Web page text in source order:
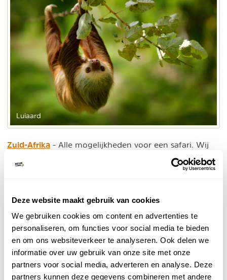
Deze website maakt gebruik van cookies
We gebruiken cookies om content en advertenties te
personaliseren, om functies voor social media te bieden
en om ons websiteverkeer te analyseren. Ook delen we
informatie over uw gebruik van onze site met onze
partners voor social media, adverteren en analyse. Deze
partners kunnen deze gegevens combineren met andere
Luiaard
Zuid-Afrika - Alle mogelijkheden voor een safari. Wij
geven je tips voor de beste kleinschalige safari voor
ieder budget. Lees ook eens meer over
wandelsafari's.
fotograferen. De zoutpannen van Etosha in het
noorden zijn de beste plek.
Tanzania- Voor velen die hier geweest zijn is dit de
mooiste safari van hun leven geweest. Tanzania is wat
duurder dan de andere landen, maar biedt een unieke
ervaring.